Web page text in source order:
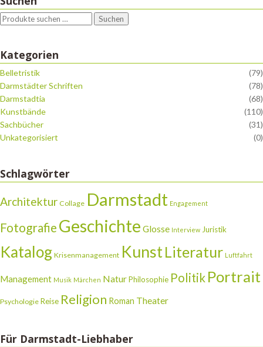
Suchen
Kategorien
Belletristik
(79)
Darmstädter Schriften
(78)
Darmstadtia
(68)
Kunstbände
(110)
Sachbücher
(31)
Unkategorisiert
(0)
Schlagwörter
Architektur Collage Darmstadt Engagement
Fotografie Geschichte Glosse Interview Juristik
Katalog Krisenmanagement KunstLiteratur Luftfahrt
Management Musik Märchen NaturPhilosophie Politik Portrait
Psychologie Reise Religion Roman Theater
Für Darmstadt-Liebhaber